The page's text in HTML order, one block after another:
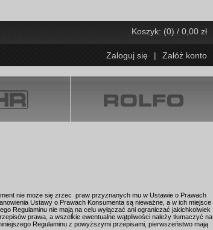
Zaloguj się | Załóż konto
Koszyk: (0) / 0,00 zł
nie może się zrzec praw przyznanych mu w Ustawie o Prawach
Ustawy o Prawach Konsumenta są nieważne, a w ich miejsce
Regulaminu nie mają na celu wyłączać ani ograniczać jakichkolwiek
prawa, a wszelkie ewentualne wątpliwości należy tłumaczyć na
Regulaminu z powyższymi przepisami, pierwszeństwo mają